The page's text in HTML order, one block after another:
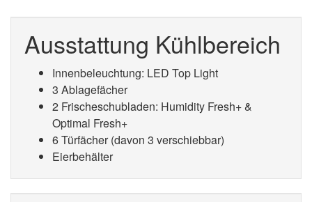
Ausstattung Kühlbereich
Innenbeleuchtung: LED Top Light
3 Ablagefächer
2 Frischeschubladen: Humidity Fresh+ &
Optimal Fresh+
6 Türfächer (davon 3 verschiebbar)
Eierbehälter